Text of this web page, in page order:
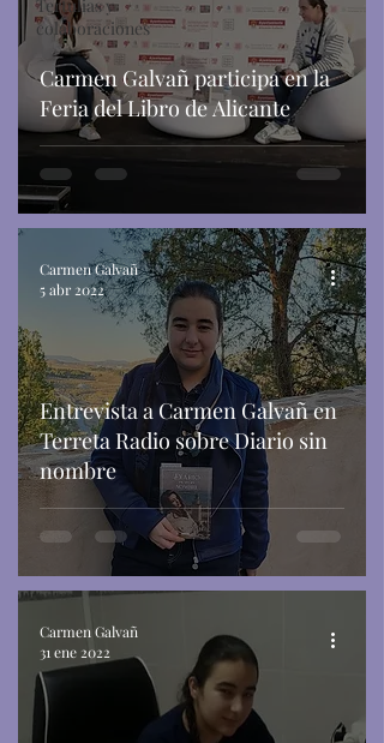
Tertulias y
colaboraciones
Carmen Galvañ participa en la
Feria del Libro de Alicante
Entrevista a Carmen Galvañ en
Terreta Radio sobre Diario sin
nombre
Carmen Galvañ
5 abr 2022
Carmen Galvañ
31 ene 2022